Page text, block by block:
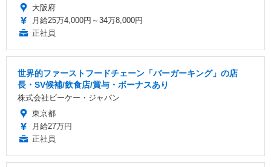
大阪府
月給25万4,000円～34万8,000円
正社員
世界的ファーストフードチェーン「バーガーキング」の店
長・SV候補/飲食店/賞与・ボーナスあり
株式会社ビーケー・ジャパン
東京都
月給27万円
正社員